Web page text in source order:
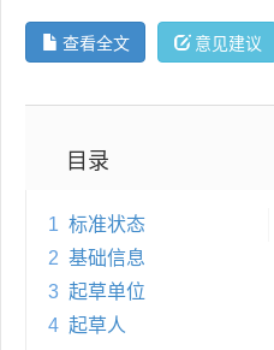
查看全文 意见建议
目录
1 标准状态
2 基础信息
3 起草单位
4 起草人